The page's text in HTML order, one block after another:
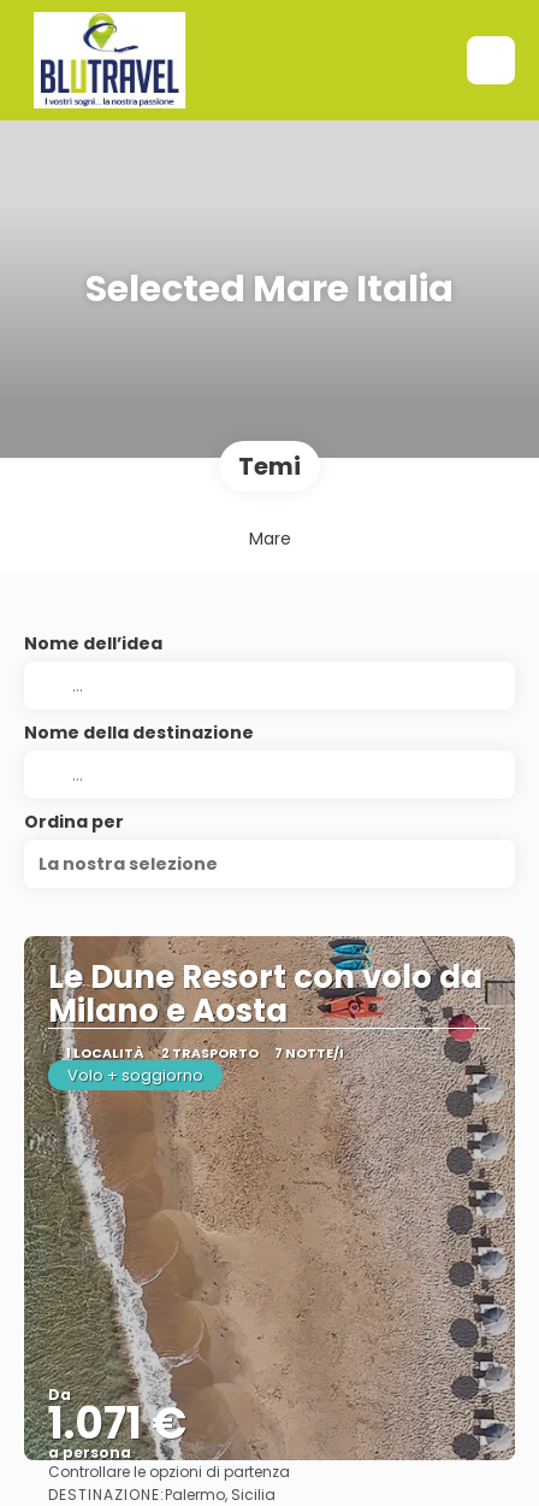
Selected Mare Italia
Temi
Mare
Nome dell’idea
Nome della destinazione
Ordina per
La nostra selezione
Le Dune Resort con volo da
Milano e Aosta
1 LOCALITÀ 2 TRASPORTO 7 NOTTE/I
Volo + soggiorno
Da
1.071 €
a persona
Vedere
Controllare le opzioni di partenza
DESTINAZIONE:Palermo, Sicilia